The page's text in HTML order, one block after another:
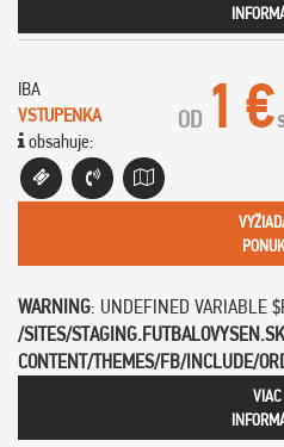
IBA
VSTUPENKA
obsahuje:
OD 1 €
WARNING: UNDEFINED VARIABLE
/SITES/
CONTENT/THEMES/FB/INCLUDE/
VIAC